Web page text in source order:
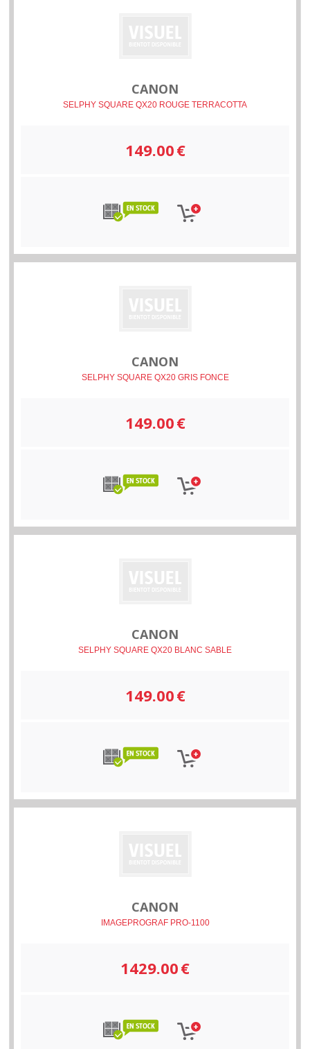
CANON
SELPHY SQUARE QX20 ROUGE TERRACOTTA
149.00€
CANON
SELPHY SQUARE QX20 GRIS FONCE
149.00€
CANON
SELPHY SQUARE QX20 BLANC SABLE
149.00€
CANON
IMAGEPROGRAF PRO-1100
1429.00€